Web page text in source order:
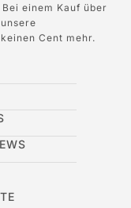
einem Kauf über
Cent mehr.